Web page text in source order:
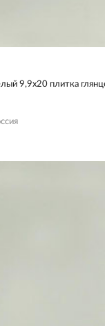
9,9x20 плитка